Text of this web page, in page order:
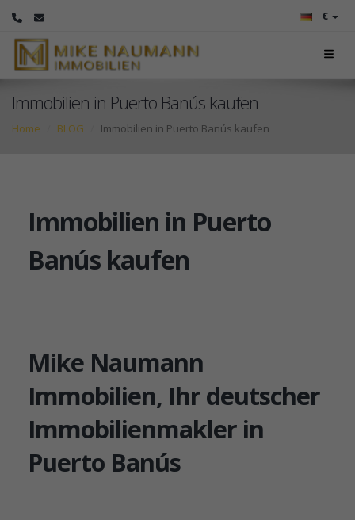
€
Immobilien in Puerto Banús kaufen
Home BLOG Immobilien in Puerto Banús kaufen
Immobilien in Puerto
Banús kaufen
Mike Naumann
Immobilien, Ihr deutscher
Immobilienmakler in
Puerto Banús